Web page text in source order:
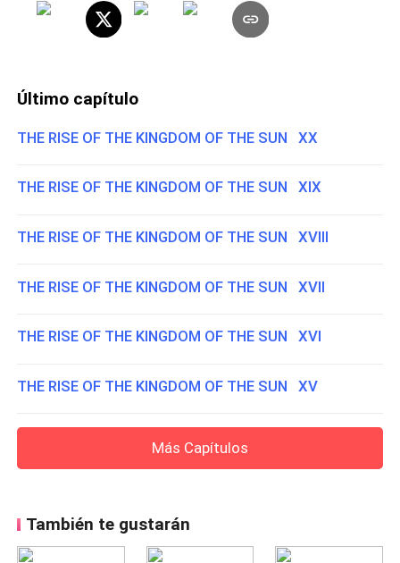
Último capítulo
THE RISE OF THE KINGDOM OF THE SUN XX
THE RISE OF THE KINGDOM OF THE SUN XIX
THE RISE OF THE KINGDOM OF THE SUN XVIII
THE RISE OF THE KINGDOM OF THE SUN XVII
THE RISE OF THE KINGDOM OF THE SUN XVI
THE RISE OF THE KINGDOM OF THE SUN XV
Más Capítulos
También te gustarán